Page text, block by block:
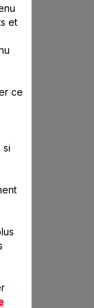
et
ce
si